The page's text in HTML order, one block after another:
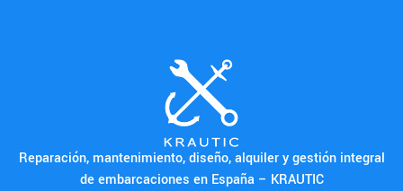
Reparación, mantenimiento, diseño, alquiler y gestión integral
de embarcaciones en España – KRAUTIC